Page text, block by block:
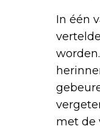
In één
met de